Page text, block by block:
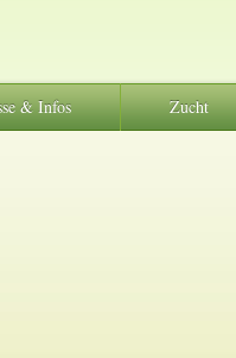
& Infos Zucht